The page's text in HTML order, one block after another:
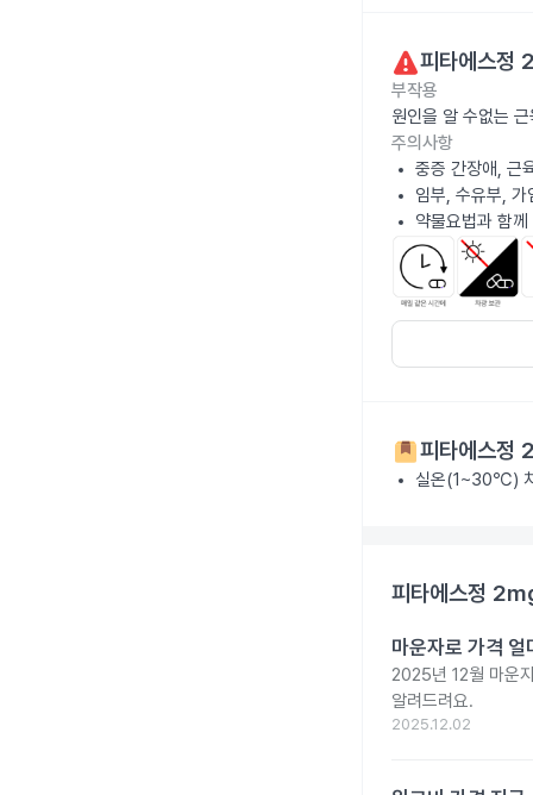
피타에스정
부작용
원인을 알 수없는
주의사항
중증 간장애, 근
임부, 수유부, 가
약물요법과 함
피타에스정
실온(1~30℃)
피타에스정
마운자로 가격
2025년 12월 마운
알려드려요.
2025.12.02